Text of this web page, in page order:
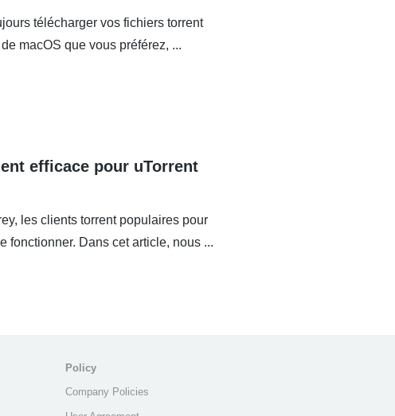
télécharger vos fichiers torrent
macOS que vous préférez, ...
efficace pour uTorrent
les clients torrent populaires pour
fonctionner. Dans cet article, nous ...
Policy
Company Policies